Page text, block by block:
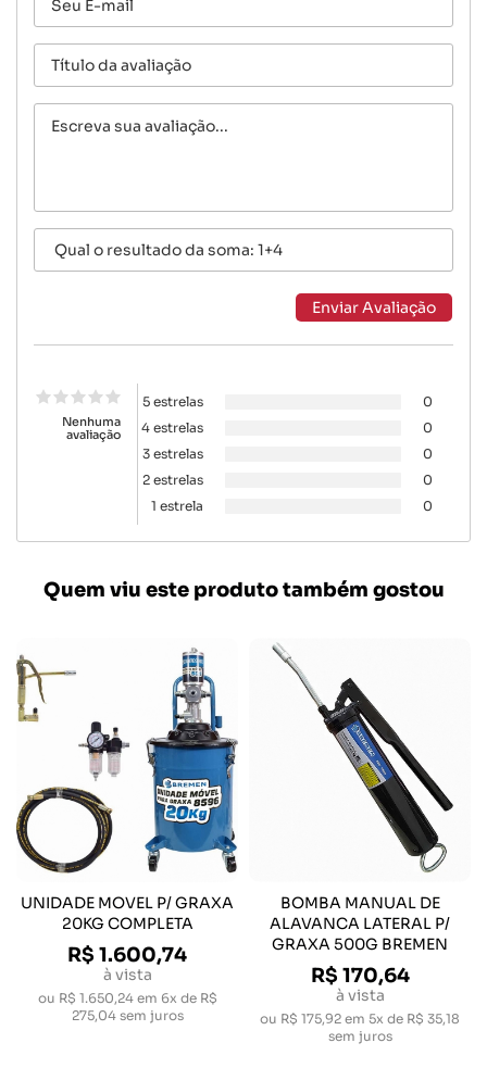
Nenhuma
avaliação
5 estrelas
0
4 estrelas
0
3 estrelas
0
2 estrelas
0
1 estrela
0
Quem viu este produto também gostou
UNIDADE MOVEL P/ GRAXA
20KG COMPLETA
R$ 1.600,74
à vista
ou R$ 1.650,24em 6x de R$
275,04 sem juros
BOMBA MANUAL DE
ALAVANCA LATERAL P/
GRAXA 500G BREMEN
R$ 170,64
à vista
ou R$ 175,92 em 5x de R$ 35,18
sem juros